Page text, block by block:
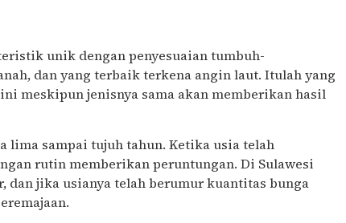
unik dengan penyesuaian tumbuh-
dan yang terbaik terkena angin laut. Itulah yang
meskipun jenisnya sama akan memberikan hasil
lima sampai tujuh tahun. Ketika usia telah
rutin memberikan peruntungan. Di Sulawesi
dan jika usianya telah berumur kuantitas bunga